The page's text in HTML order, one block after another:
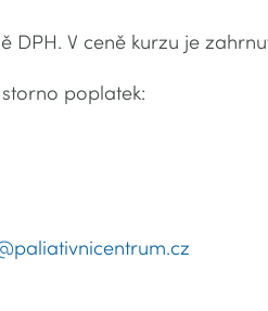
DPH. V ceně kurzu je
poplatek: